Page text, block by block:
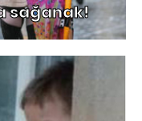
sağanak!